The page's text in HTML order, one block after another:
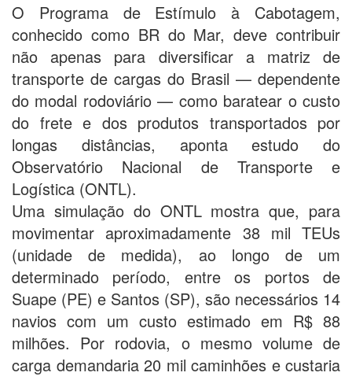
O Programa de Estímulo à Cabotagem,
conhecido como BR do Mar, deve contribuir
não apenas para diversificar a matriz de
transporte de cargas do Brasil — dependente
do modal rodoviário — como baratear o custo
do frete e dos produtos transportados por
longas distâncias, aponta estudo do
Observatório Nacional de Transporte e
Logística (ONTL).
Uma simulação do ONTL mostra que, para
movimentar aproximadamente 38 mil TEUs
(unidade de medida), ao longo de um
determinado período, entre os portos de
Suape (PE) e Santos (SP), são necessários 14
navios com um custo estimado em R$ 88
milhões. Por rodovia, o mesmo volume de
carga demandaria 20 mil caminhões e custaria